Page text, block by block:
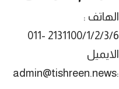
الهاتف :
2131100/1/2/3/6 -011
الايميل
:admin@tishreen.news